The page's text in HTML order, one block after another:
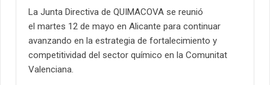
La Junta Directiva de QUIMACOVA se reunió
el martes 12 de mayo en Alicante para continuar
avanzando en la estrategia de fortalecimiento y
competitividad del sector químico en la Comunitat
Valenciana.